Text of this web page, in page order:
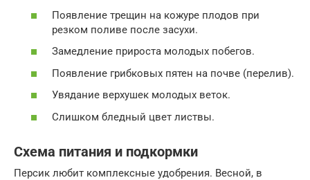
Появление трещин на кожуре плодов при
резком поливе после засухи.
Замедление прироста молодых побегов.
Появление грибковых пятен на почве (перелив).
Увядание верхушек молодых веток.
Слишком бледный цвет листвы.
Схема питания и подкормки
Персик любит комплексные удобрения. Весной, в